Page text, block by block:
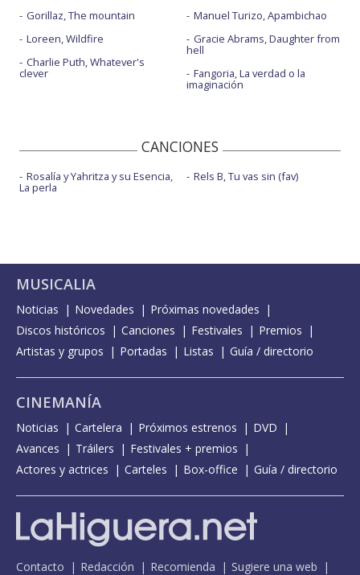
Gorillaz, The mountain
Loreen, Wildfire
Charlie Puth, Whatever's
clever
Manuel Turizo, Apambichao
Gracie Abrams, Daughter from
hell
Fangoria, La verdad o la
imaginación
CANCIONES
Rosalía y Yahritza y su Esencia,
La perla
Rels B, Tu vas sin (fav)
MUSICALIA
Noticias Novedades
Próximas novedades
Discos históricos
Canciones Festivales
Premios
Artistas y grupos
Portadas Listas Guía / directorio
CINEMANÍA
Noticias Cartelera Próximos estrenos
DVD
Avances
Tráilers
Festivales + premios
Actores y actrices
Carteles Box-office Guía / directorio
Contacto Redacción Recomienda Sugiere una web